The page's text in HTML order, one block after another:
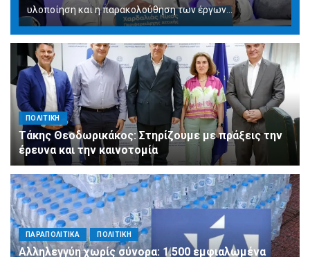
υλοποίηση και η παρακολούθηση των έργων...
ΠΟΛΙΤΙΚΗ
Τάκης Θεοδωρικάκος: Στηρίζουμε με πράξεις την
έρευνα και την καινοτομία
ΠΑΡΑΠΟΛΙΤΙΚΑ ΠΟΛΙΤΙΚΗ
Αλληλεγγύη χωρίς σύνορα: 1.500 εμφιαλωμένα